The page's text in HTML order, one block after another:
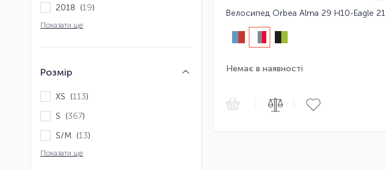
2018 (19)
Показати ще
Розмір
XS (113)
S (367)
S/M (13)
Показати ще
Велосипед Orbea Alma 29 H10-Eagle 21
Немає в наявності